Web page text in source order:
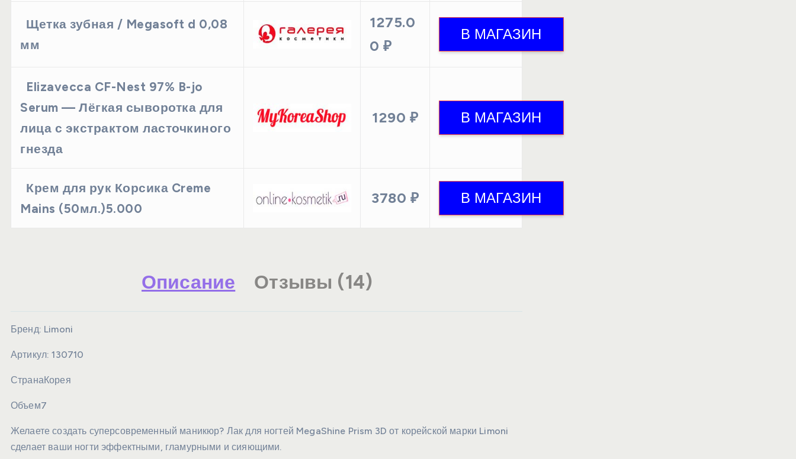
Щетка зубная / Megasoft d 0,08
мм
1275.0
0 ₽
Elizavecca CF-Nest 97% B-jo
Serum — Лёгкая сыворотка для
лица с экстрактом ласточкиного
гнезда
1290 ₽
Крем для рук Корсика Creme
Mains (50мл.)5.000
3780 ₽
Описание Отзывы (14)
Бренд: Limoni
Артикул:130710
СтранаКорея
Объем7
Желаете создать суперсовременный маникюр? Лак для ногтей MegaShine Prism 3D от корейской марки Limoni
сделает ваши ногти эффектными, гламурными и сияющими.